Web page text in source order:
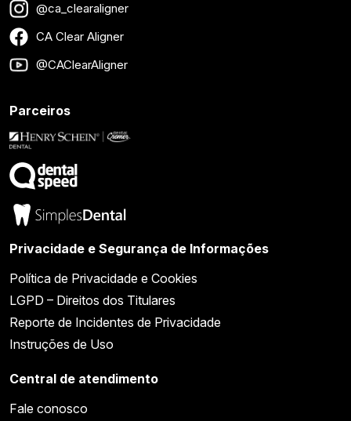
@ca_clearaligner
CA Clear Aligner
@CAClearAligner
Parceiros
Privacidade e Segurança de Informações
Política de Privacidade e Cookies
LGPD – Direitos dos Titulares
Reporte de Incidentes de Privacidade
Instruções de Uso
Central de atendimento
Fale conosco